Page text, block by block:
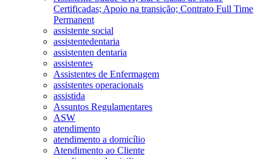
Certificadas; Apoio na transição; Contrato Full Time
Permanent
assistente social
assistentedentaria
assistenten dentaria
assistentes
Assistentes de Enfermagem
assistentes operacionais
assistida
Assuntos Regulamentares
ASW
atendimento
atendimento a domicílio
Atendimento ao Cliente